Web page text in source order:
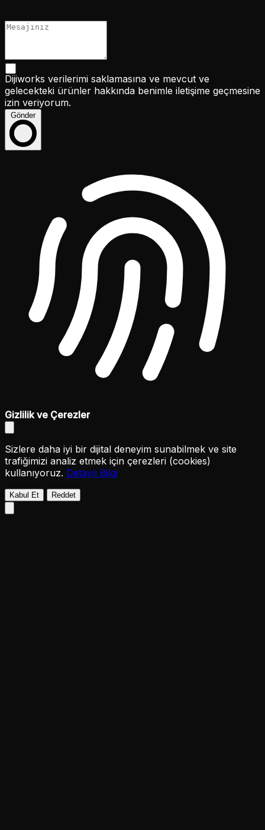
Dijiworks verilerimi saklamasına ve mevcut ve
gelecekteki ürünler hakkında benimle iletişime geçmesine
izin veriyorum.
Gönder
Gizlilik ve Çerezler
Sizlere daha iyi bir dijital deneyim sunabilmek ve site
trafiğimizi analiz etmek için çerezleri (cookies)
kullanıyoruz. Detaylı Bilgi
Kabul Et Reddet